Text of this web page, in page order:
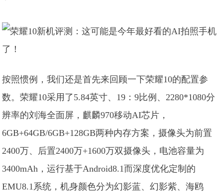
按照惯例，我们还是首先来回顾一下荣耀10的配置参
数。荣耀10采用了5.84英寸、19：9比例、2280*1080分
辨率的刘海全面屏，麒麟970移动AI芯片，
6GB+64GB/6GB+128GB两种内存方案，摄像头为前置
2400万、后置2400万+1600万双摄像头，电池容量为
3400mAh，运行基于Android8.1而深度优化定制的
EMU8.1系统，机身颜色分为幻影蓝、幻影紫、海鸥